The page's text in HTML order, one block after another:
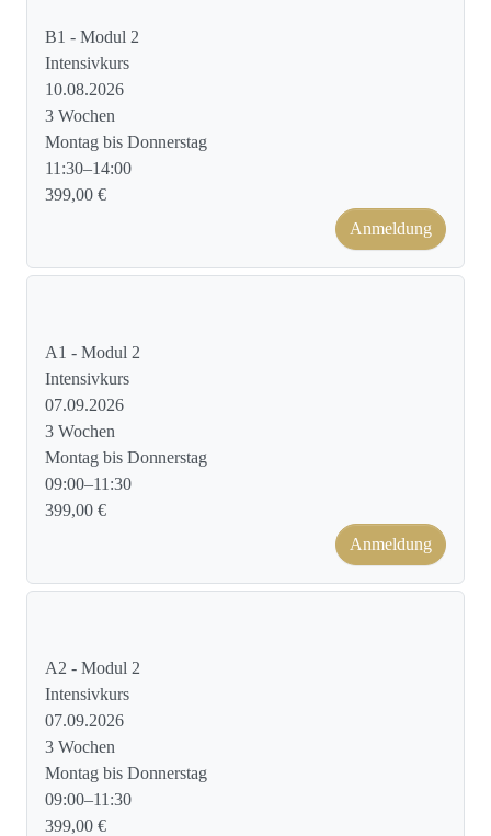
B1 - Modul 2
Intensivkurs
10.08.2026
3 Wochen
Montag bis Donnerstag
11:30–14:00
399,00 €
Anmeldung
A1 - Modul 2
Intensivkurs
07.09.2026
3 Wochen
Montag bis Donnerstag
09:00–11:30
399,00 €
Anmeldung
A2 - Modul 2
Intensivkurs
07.09.2026
3 Wochen
Montag bis Donnerstag
09:00–11:30
399,00 €